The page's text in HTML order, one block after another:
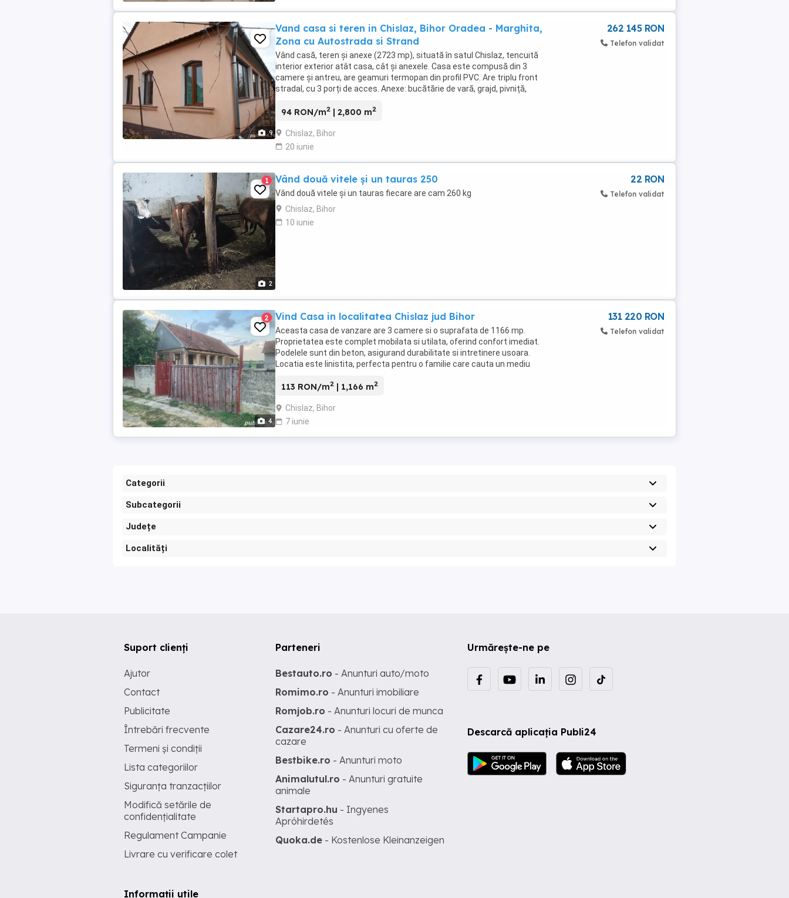
9
Vand casa si teren in Chislaz, Bihor Oradea - Marghita,
Zona cu Autostrada si Strand
Vând casă, teren și anexe (2723 mp), situată în satul Chislaz, tencuită
interior exterior atât casa, cât și anexele. Casa este compusă din 3
camere și antreu, are geamuri termopan din profil PVC. Are triplu front
stradal, cu 3 porți de acces. Anexe: bucătărie de vară, grajd, pivniță,
94 RON/m2 | 2,800 m2
Chislaz, Bihor
20 iunie
262 145 RON
Telefon validat
2
1 Vând două vitele și un tauras 250
Vând două vitele și un tauras fiecare are cam 260 kg
Chislaz, Bihor
10 iunie
22 RON
Telefon validat
4
2 Vind Casa in localitatea Chislaz jud Bihor
Aceasta casa de vanzare are 3 camere si o suprafata de 1166 mp.
Proprietatea este complet mobilata si utilata, oferind confort imediat.
Podelele sunt din beton, asigurand durabilitate si intretinere usoara.
Locatia este linistita, perfecta pentru o familie care cauta un mediu
113 RON/m2 | 1,166 m2
Chislaz, Bihor
7 iunie
131 220 RON
Telefon validat
Categorii
Subcategorii
Județe
Localități
Urmărește-ne pe
Descarcă aplicația Publi24
Suport clienți
Ajutor
Contact
Publicitate
Întrebări frecvente
Termeni și condiții
Lista categoriilor
Siguranța tranzacțiilor
Modifică setările de
confidențialitate
Regulament Campanie
Livrare cu verificare colet
Informații utile
Parteneri
Bestauto.ro - Anunturi auto/moto
Romimo.ro - Anunturi imobiliare
Romjob.ro - Anunturi locuri de munca
Cazare24.ro - Anunturi cu oferte de
cazare
Bestbike.ro - Anunturi moto
Animalutul.ro - Anunturi gratuite
animale
Startapro.hu - Ingyenes
Apróhirdetés
Quoka.de - Kostenlose Kleinanzeigen